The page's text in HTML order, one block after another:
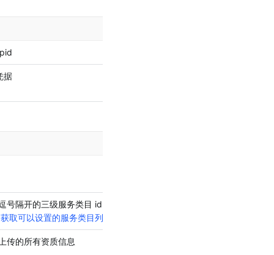
据
号隔开的三级服务类目 id
获取可以设置的服务类目列表
传的所有资质信息